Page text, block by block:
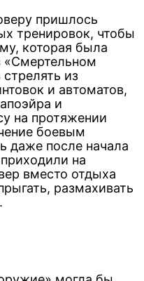
пришлось
тренировок, чтобы
которая была
«Смертельном
из
и автоматов,
и
на протяжении
боевым
даже после начала
на
вместо отдыха
размахивать